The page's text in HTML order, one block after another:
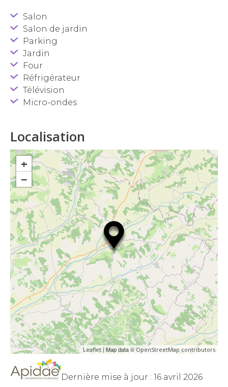
Salon
Salon de jardin
Parking
Jardin
Four
Réfrigérateur
Télévision
Micro-ondes
Localisation
+
−
Leaflet | Map data © OpenStreetMap contributors
Dernière mise à jour : 16 avril 2026